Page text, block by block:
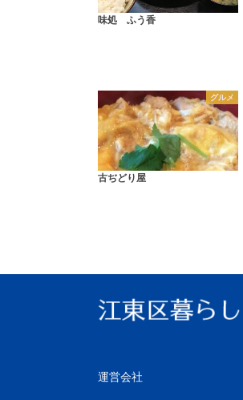
味処 ふう香
グルメ
古ぢどり屋
運営会社